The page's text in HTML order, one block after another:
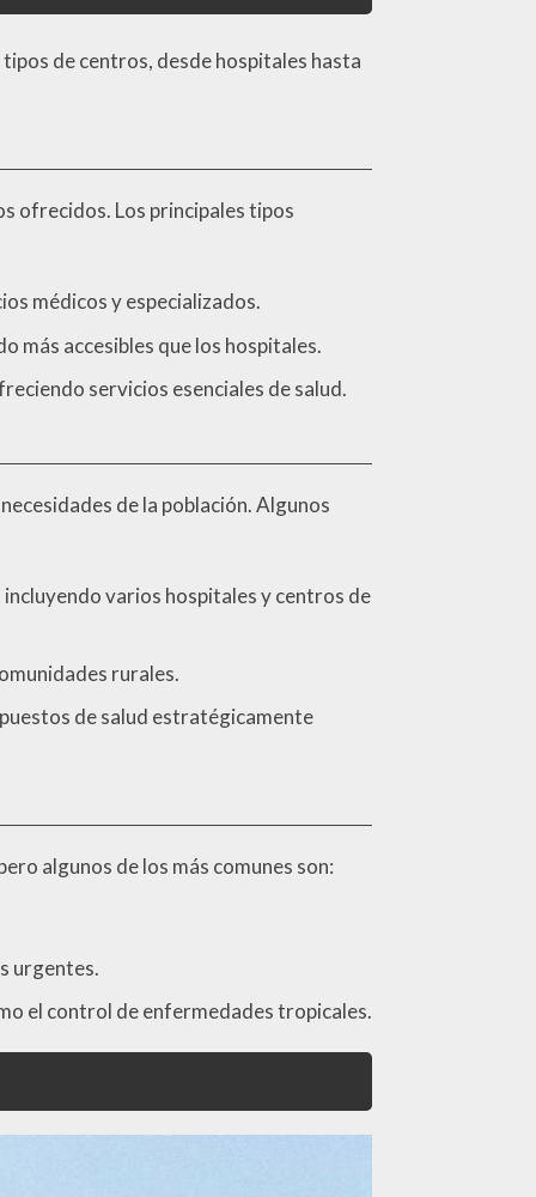
de centros, desde hospitales hasta
ofrecidos. Los principales tipos
médicos y especializados.
más accesibles que los hospitales.
servicios esenciales de salud.
de la población. Algunos
varios hospitales y centros de
rurales.
de salud estratégicamente
algunos de los más comunes son:
urgentes.
el control de enfermedades tropicales.